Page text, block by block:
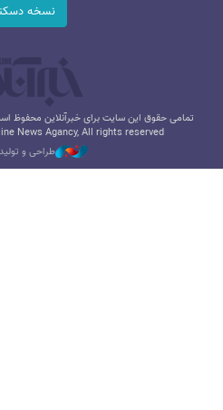
نسخه
تمامی حقوق این سایت برای خبرآنلاین محفوظ
News Agancy, All rights reserved
طراحی و